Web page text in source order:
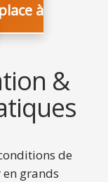
à
&
de
grands